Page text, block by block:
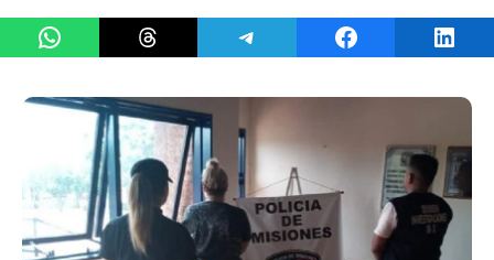
Share on WhatsAppShare on ThreadsShare on TelegramShare on Facebook